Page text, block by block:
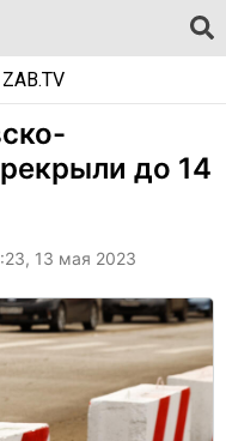
ZAB.TV
до 14
13 мая 2023